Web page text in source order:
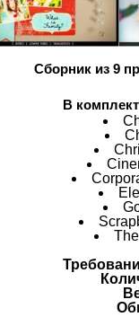
Сборник из 9
В